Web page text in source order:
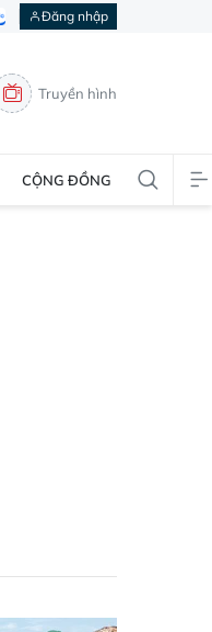
Đăng nhập
Truyền hình
CỘNG ĐỒNG